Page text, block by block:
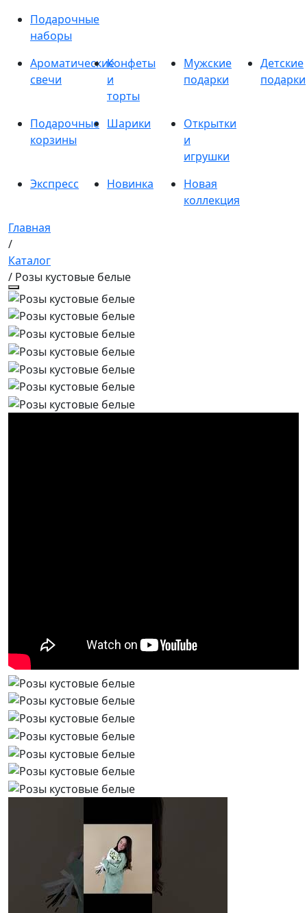
Подарочные
наборы
Ароматические
свечи
Конфеты
и
торты
Мужские
подарки
Детские
подарки
Подарочные
корзины
Шарики
Открытки
и
игрушки
Экспресс
Новинка
Новая
коллекция
Главная
/
Каталог
/ Розы кустовые белые